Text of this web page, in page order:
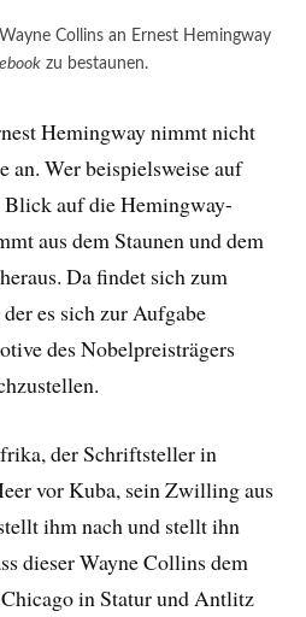
Collins an Ernest Hemingway
zu bestaunen.
Hemingway nimmt nicht
an. Wer beispielsweise auf
Blick auf die Hemingway-
aus dem Staunen und dem
Da findet sich zum
der es sich zur Aufgabe
des Nobelpreisträgers
der Schriftsteller in
vor Kuba, sein Zwilling aus
ihm nach und stellt ihn
dieser Wayne Collins dem
in Statur und Antlitz